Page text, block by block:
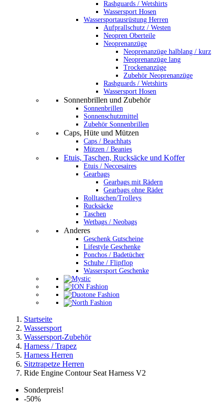
Rashguards / Wetshirts
Wassersport Hosen
Wassersportausrüstung Herren
Aufprallschutz / Westen
Neopren Oberteile
Neoprenanzüge
Neoprenanzüge halblang / kurz
Neoprenanzüge lang
Trockenanzüge
Zubehör Neoprenanzüge
Rashguards / Wetshirts
Wassersport Hosen
Sonnenbrillen und Zubehör
Sonnenbrillen
Sonnenschutzmittel
Zubehör Sonnenbrillen
Caps, Hüte und Mützen
Caps / Beachhats
Mützen / Beanies
Etuis, Taschen, Rucksäcke und Koffer
Etuis / Neccesaires
Gearbags
Gearbags mit Rädern
Gearbags ohne Räder
Rolltaschen/Trolleys
Rucksäcke
Taschen
Wetbags / Neobags
Anderes
Geschenk Gutscheine
Lifestyle Geschenke
Ponchos / Badetücher
Schuhe / Flipflop
Wassersport Geschenke
Startseite
Wassersport
Wassersport-Zubehör
Harness / Trapez
Harness Herren
Sitztrapetze Herren
Ride Engine Contour Seat Harness V2
Sonderpreis!
-50%